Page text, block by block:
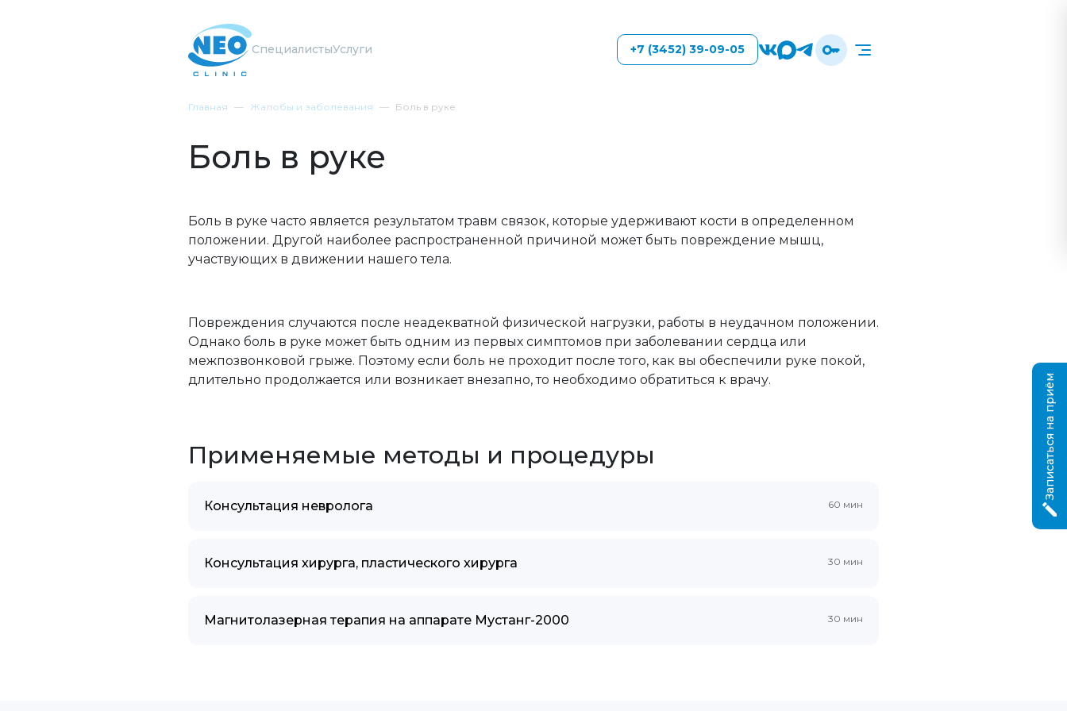
СпециалистыУслуги +7 (3452) 39-09-05
Главная Жалобы и заболевания Боль в руке
Боль в руке
Боль в руке часто является результатом травм связок, которые удерживают кости в определенном
положении. Другой наиболее распространенной причиной может быть повреждение мышц,
участвующих в движении нашего тела.
Повреждения случаются после неадекватной физической нагрузки, работы в неудачном положении.
Однако боль в руке может быть одним из первых симптомов при заболевании сердца или
межпозвонковой грыже. Поэтому если боль не проходит после того, как вы обеспечили руке покой,
длительно продолжается или возникает внезапно, то необходимо обратиться к врачу.
Применяемые методы и процедуры
Консультация невролога 60 мин
Консультация хирурга, пластического хирурга 30 мин
Магнитолазерная терапия на аппарате Мустанг-2000 30 мин
Записаться на приём